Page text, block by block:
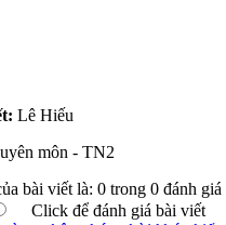
Lê Hiếu
môn - TN2
bài viết là: 0 trong 0 đánh giá
Click để đánh giá bài viết